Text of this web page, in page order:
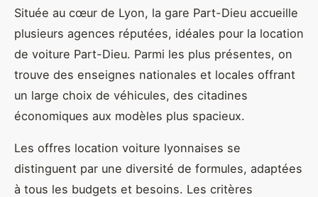
Située au cœur de Lyon, la gare Part-Dieu accueille
plusieurs agences réputées, idéales pour la location
de voiture Part-Dieu. Parmi les plus présentes, on
trouve des enseignes nationales et locales offrant
un large choix de véhicules, des citadines
économiques aux modèles plus spacieux.
Les offres location voiture lyonnaises se
distinguent par une diversité de formules, adaptées
à tous les budgets et besoins. Les critères